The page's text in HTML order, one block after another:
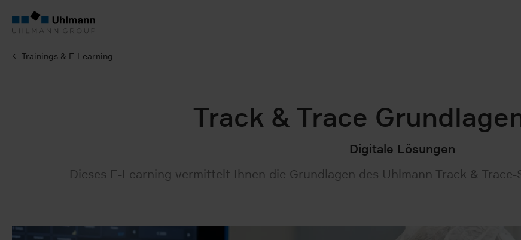
Trainings & E-Learning
Track & Trace
Digitale Lösungen
Dieses E-Learning vermittelt Ihnen die Grundlagen des Uhlmann Track &